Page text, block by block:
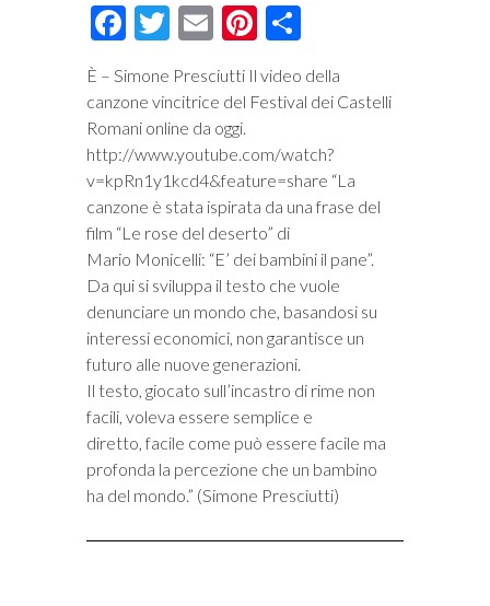
Facebook
Twitter
EmailPinterest
È – Simone Presciutti Il video della
canzone vincitrice del Festival dei Castelli
Romani online da oggi.
http://www.youtube.com/watch?
v=kpRn1y1kcd4&feature=share “La
canzone è stata ispirata da una frase del
film “Le rose del deserto” di
Mario Monicelli: “E’ dei bambini il pane”.
Da qui si sviluppa il testo che vuole
denunciare un mondo che, basandosi su
interessi economici, non garantisce un
futuro alle nuove generazioni.
Il testo, giocato sull’incastro di rime non
facili, voleva essere semplice e
diretto, facile come può essere facile ma
profonda la percezione che un bambino
ha del mondo.” (Simone Presciutti)